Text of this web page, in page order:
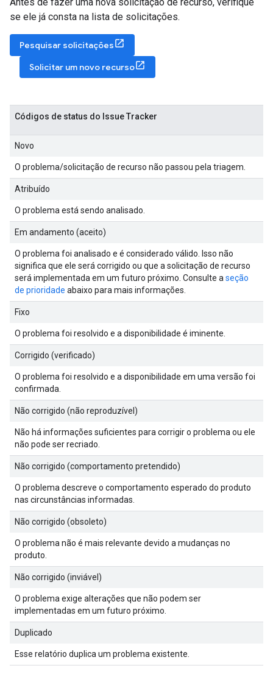
se ele já consta na lista de solicitações.
Pesquisar solicitações
Solicitar um novo recurso
Códigos de status do Issue Tracker
Novo
O problema/solicitação de recurso não passou pela triagem.
Atribuído
O problema está sendo analisado.
Em andamento (aceito)
O problema foi analisado e é considerado válido. Isso não
significa que ele será corrigido ou que a solicitação de recurso
será implementada em um futuro próximo. Consulte a seção
de prioridade abaixo para mais informações.
Fixo
O problema foi resolvido e a disponibilidade é iminente.
Corrigido (verificado)
O problema foi resolvido e a disponibilidade em uma versão foi
confirmada.
Não corrigido (não reproduzível)
Não há informações suficientes para corrigir o problema ou ele
não pode ser recriado.
Não corrigido (comportamento pretendido)
O problema descreve o comportamento esperado do produto
nas circunstâncias informadas.
Não corrigido (obsoleto)
O problema não é mais relevante devido a mudanças no
produto.
Não corrigido (inviável)
O problema exige alterações que não podem ser
implementadas em um futuro próximo.
Duplicado
Esse relatório duplica um problema existente.